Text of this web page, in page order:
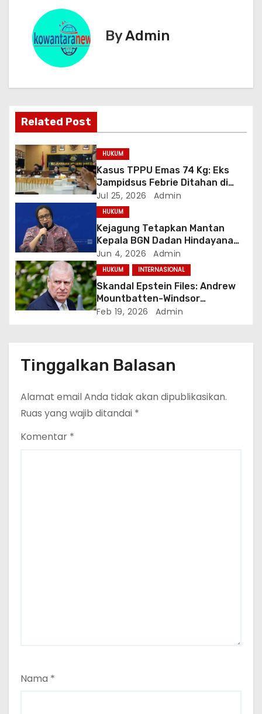
s
i
p
o
s
ByAdmin
Related Post
HUKUM
Kasus TPPU Emas 74 Kg: Eks
Jampidsus Febrie Ditahan di
Rutan KPK, Kuntadi Dilantik Jadi
Jampidsus Baru
Jul 25, 2026 Admin
HUKUM
Kejagung Tetapkan Mantan
Kepala BGN Dadan Hindayana
dan Dua Wakilnya Sebagai
Tersangka Korupsi MBG
Jun 4, 2026 Admin
HUKUM INTERNASIONAL
Skandal Epstein Files: Andrew
Mountbatten-Windsor
Ditangkap Atas Dugaan
Feb 19, 2026 Admin
Tinggalkan Balasan
Alamat email Anda tidak akan dipublikasikan.
Ruas yang wajib ditandai *
Komentar *
Nama *